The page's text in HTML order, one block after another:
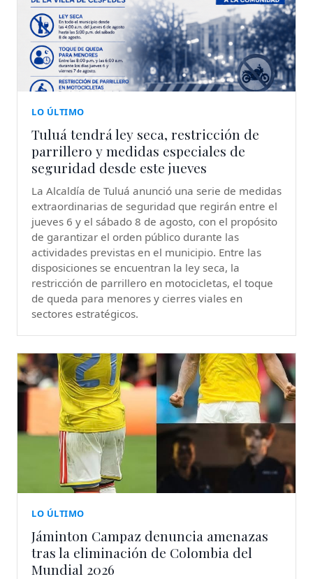
LO ÚLTIMO
Tuluá tendrá ley seca, restricción de
parrillero y medidas especiales de
seguridad desde este jueves
La Alcaldía de Tuluá anunció una serie de medidas
extraordinarias de seguridad que regirán entre el
jueves 6 y el sábado 8 de agosto, con el propósito
de garantizar el orden público durante las
actividades previstas en el municipio. Entre las
disposiciones se encuentran la ley seca, la
restricción de parrillero en motocicletas, el toque
de queda para menores y cierres viales en
sectores estratégicos.
LO ÚLTIMO
Jáminton Campaz denuncia amenazas
tras la eliminación de Colombia del
Mundial 2026